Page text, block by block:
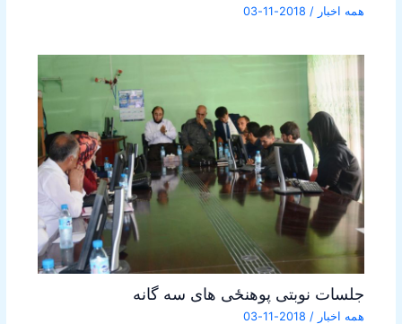
همه اخبار /
2018-11-03
جلسات نوبتی پوهنځی های سه گانه
همه اخبار /
2018-11-03